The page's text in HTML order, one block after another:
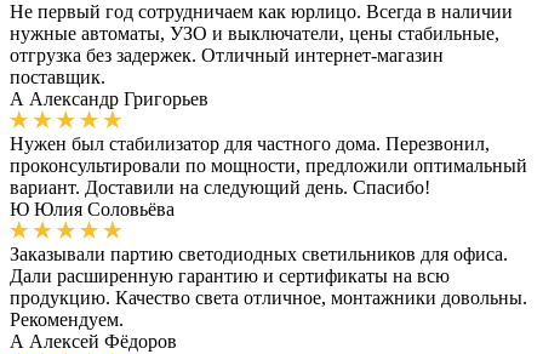
Не первый год сотрудничаем как юрлицо. Всегда в наличии
нужные автоматы, УЗО и выключатели, цены стабильные,
отгрузка без задержек. Отличный интернет-магазин
поставщик.
А Александр Григорьев
Нужен был стабилизатор для частного дома. Перезвонил,
проконсультировали по мощности, предложили оптимальный
вариант. Доставили на следующий день. Спасибо!
Ю Юлия Соловьёва
Заказывали партию светодиодных светильников для офиса.
Дали расширенную гарантию и сертификаты на всю
продукцию. Качество света отличное, монтажники довольны.
Рекомендуем.
А Алексей Фёдоров